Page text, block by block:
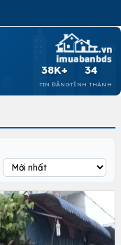
38K+
TIN ĐĂNG
34
TỈNH THÀNH